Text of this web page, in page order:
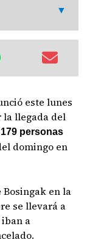
este lunes
la llegada del
179 personas
domingo en
en la
se llevará a
a